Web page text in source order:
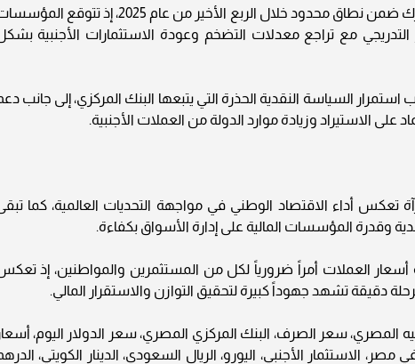
من المرجح أن تستمر أسعار العملات في التحرك ضمن نطاق محدود خلال الربع الأخير من عام 2025، إذ تتوقع
التدريجي مع تراجع معدلات التضخم وعودة الاستثمارات الأجنبية
استمرار السياسة النقدية الحذرة التي يتبعها البنك المركزي، إلى جانب
على الاستيراد وزيادة موارد الدولة من العملات الأجنبية.
أداء الاقتصاد الوطني في مواجهة التحديات العالمية، كما
وقدرة المؤسسات المالية على إدارة الأسواق بكفاءة.
أسعار العملات أمراً ضرورياً لكل من المستثمرين والمواطنين، إذ
دقيقة تشهد جهوداً كبيرة لتحقيق التوازن والاستقرار المالي.
المصري، سعر الصرف، البنك المركزي المصري، سعر الدولار اليوم،
الاستثمار الأجنبي، اليورو، الريال السعودي، الدينار الكويتي،